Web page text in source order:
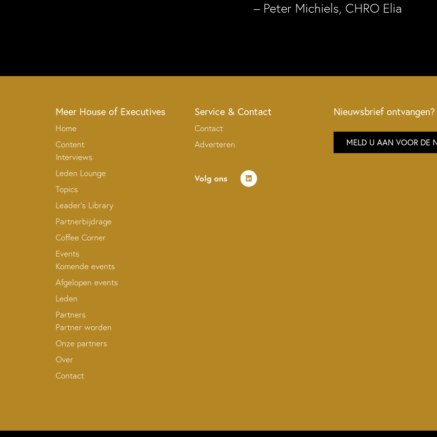
– Peter Michiels, CHRO Elia
Meer House of Executives
Home
Content
Interviews
Leden Lounge
Topics
Leader’s Library
Partnerbijdrage
Coffee Corner
Events
Komende events
Afgelopen events
Leden
Partners
Partner worden
Onze partners
Over
Contact
Service & Contact
Contact
Adverteren
Volg ons
Nieuwsbrief ontvangen?
MELD U AAN VOOR DE